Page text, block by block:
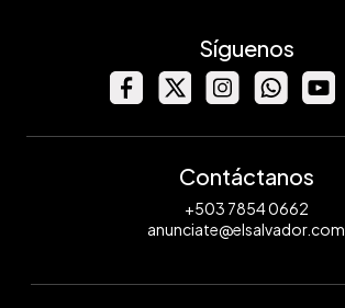
Síguenos
Contáctanos
+503 7854 0662
anunciate@elsalvador.com